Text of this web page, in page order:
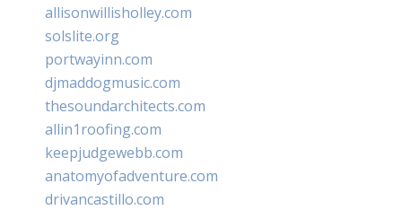
allisonwillisholley.com
solslite.org
portwayinn.com
djmaddogmusic.com
thesoundarchitects.com
allin1roofing.com
keepjudgewebb.com
anatomyofadventure.com
drivancastillo.com